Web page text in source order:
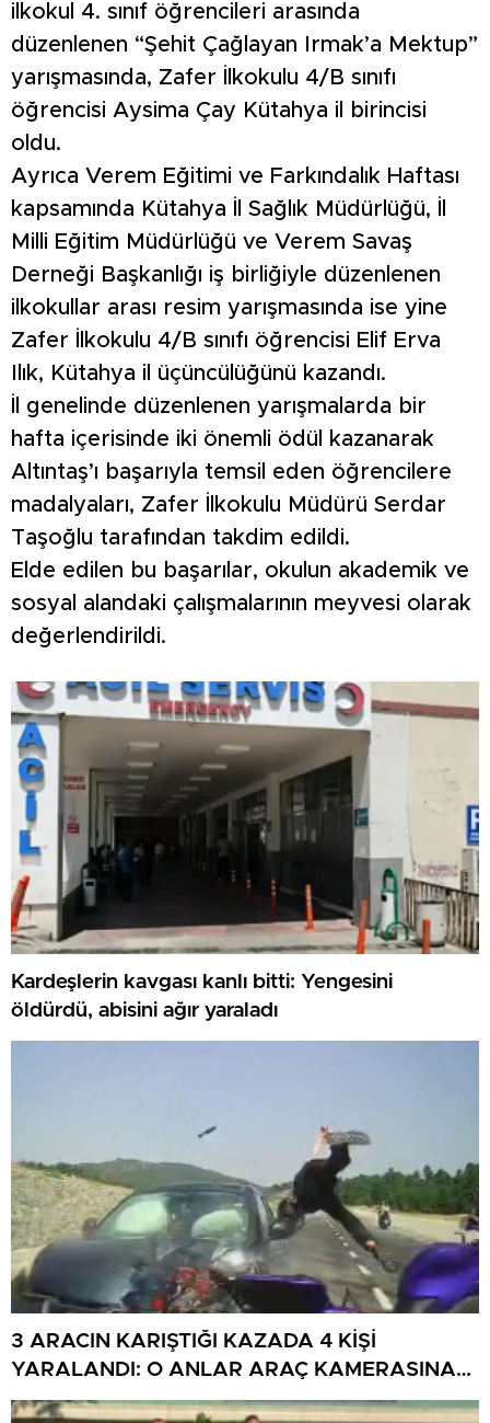
ilkokul 4. sınıf öğrencileri arasında
düzenlenen “Şehit Çağlayan Irmak’a Mektup”
yarışmasında, Zafer İlkokulu 4/B sınıfı
öğrencisi Aysima Çay Kütahya il birincisi
oldu.
Ayrıca Verem Eğitimi ve Farkındalık Haftası
kapsamında Kütahya İl Sağlık Müdürlüğü, İl
Milli Eğitim Müdürlüğü ve Verem Savaş
Derneği Başkanlığı iş birliğiyle düzenlenen
ilkokullar arası resim yarışmasında ise yine
Zafer İlkokulu 4/B sınıfı öğrencisi Elif Erva
Ilık, Kütahya il üçüncülüğünü kazandı.
İl genelinde düzenlenen yarışmalarda bir
hafta içerisinde iki önemli ödül kazanarak
Altıntaş’ı başarıyla temsil eden öğrencilere
madalyaları, Zafer İlkokulu Müdürü Serdar
Taşoğlu tarafından takdim edildi.
Elde edilen bu başarılar, okulun akademik ve
sosyal alandaki çalışmalarının meyvesi olarak
değerlendirildi.
Kardeşlerin kavgası kanlı bitti: Yengesini
öldürdü, abisini ağır yaraladı
3 ARACIN KARIŞTIĞI KAZADA 4 KİŞİ
YARALANDI: O ANLAR ARAÇ KAMERASINA
YANSIDI